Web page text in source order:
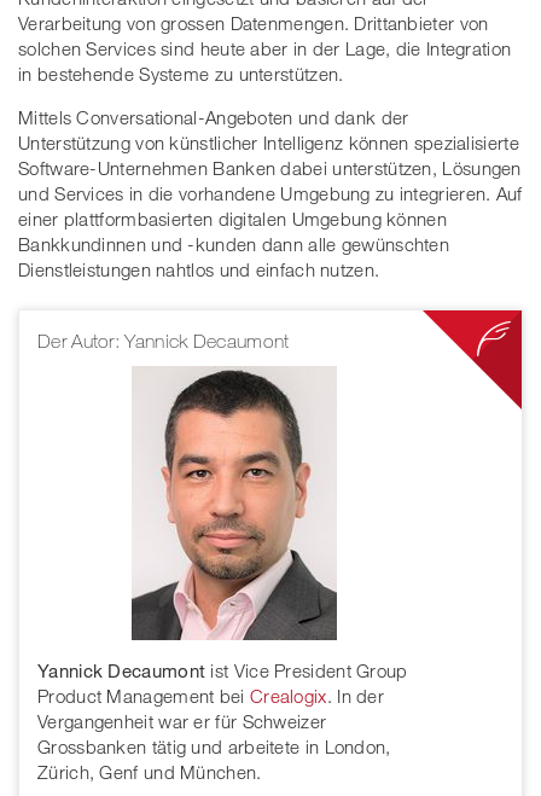
Verarbeitung von grossen Datenmengen. Drittanbieter von
solchen Services sind heute aber in der Lage, die Integration
in bestehende Systeme zu unterstützen.
Mittels Conversational-Angeboten und dank der
Unterstützung von künstlicher Intelligenz können spezialisierte
Software-Unternehmen Banken dabei unterstützen, Lösungen
und Services in die vorhandene Umgebung zu integrieren. Auf
einer plattformbasierten digitalen Umgebung können
Bankkundinnen und -kunden dann alle gewünschten
Dienstleistungen nahtlos und einfach nutzen.
Der Autor: Yannick Decaumont
Yannick Decaumont ist Vice President Group
Product Management bei Crealogix. In der
Vergangenheit war er für Schweizer
Grossbanken tätig und arbeitete in London,
Zürich, Genf und München.